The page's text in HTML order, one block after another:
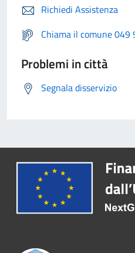
Richiedi Assistenza
Chiama il comune 049
Problemi in città
Segnala disservizio